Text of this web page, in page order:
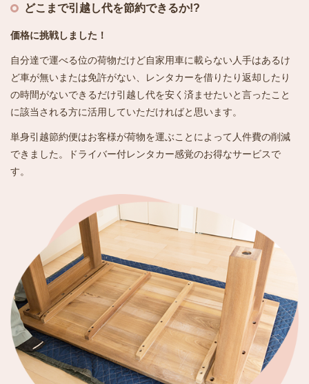
どこまで引越し代を節約できるか!?
価格に挑戦しました！
自分達で運べる位の荷物だけど自家用車に載らない人手はあるけ
ど車が無いまたは免許がない、レンタカーを借りたり返却したり
の時間がないできるだけ引越し代を安く済ませたいと言ったこと
に該当される方に活用していただければと思います。
単身引越節約便はお客様が荷物を運ぶことによって人件費の削減
できました。ドライバー付レンタカー感覚のお得なサービスで
す。